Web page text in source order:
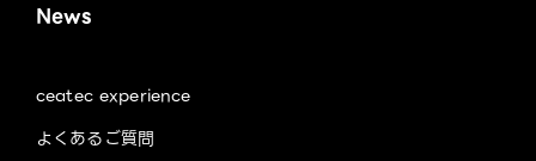
News
ceatec experience
よくあるご質問